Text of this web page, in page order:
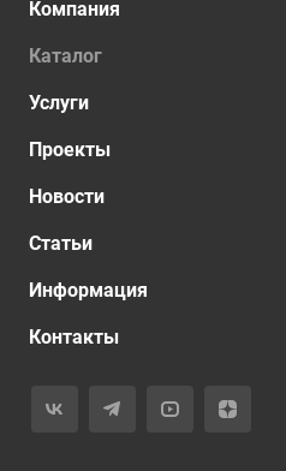
Компания
Каталог
Услуги
Проекты
Новости
Статьи
Информация
Контакты